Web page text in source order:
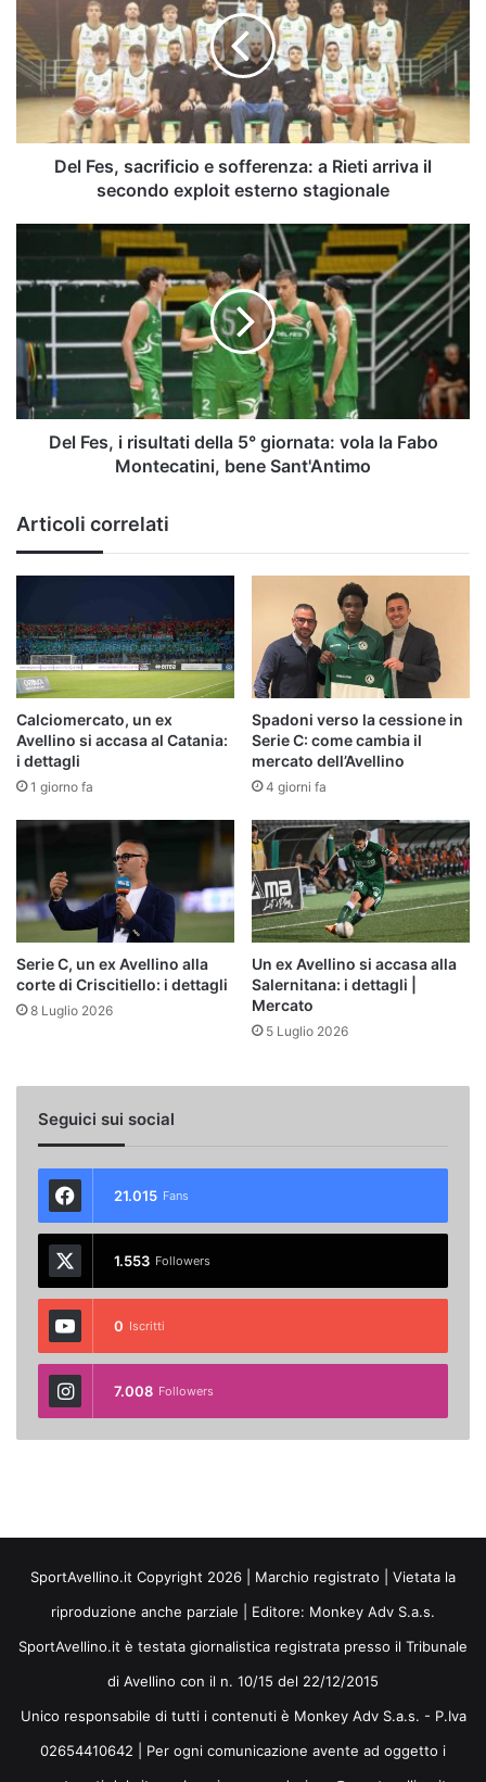
e
sofferenza:
a
Rieti
il
secondo
stagionale
Del Fes, sacrificio e sofferenza: a Rieti arriva il
secondo exploit esterno stagionale
i
della
5°
giornata:
vola
la
Del Fes, i risultati della 5° giornata: vola la Fabo
Montecatini, bene Sant'Antimo
Articoli correlati
Calciomercato, un ex
Avellino si accasa al Catania:
i dettagli
1 giorno fa
Spadoni verso la cessione in
Serie C: come cambia il
mercato dell’Avellino
4 giorni fa
Serie C, un ex Avellino alla
corte di Criscitiello: i dettagli
8 Luglio 2026
Un ex Avellino si accasa alla
Salernitana: i dettagli |
Mercato
5 Luglio 2026
Seguici sui social
21.015 Fans
1.553 Followers
0 Iscritti
7.008 Followers
SportAvellino.it Copyright 2026 | Marchio registrato | Vietata la
riproduzione anche parziale | Editore: Monkey Adv S.a.s.
SportAvellino.it è testata giornalistica registrata presso il Tribunale
di Avellino con il n. 10/15 del 22/12/2015
Unico responsabile di tutti i contenuti è Monkey Adv S.a.s. - P.Iva
02654410642 | Per ogni comunicazione avente ad oggetto i